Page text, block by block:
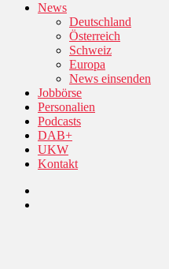
News
Deutschland
Österreich
Schweiz
Europa
News einsenden
Jobbörse
Personalien
Podcasts
DAB+
UKW
Kontakt